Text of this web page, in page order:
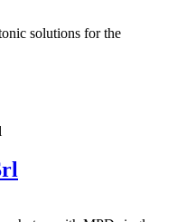
solutions for the